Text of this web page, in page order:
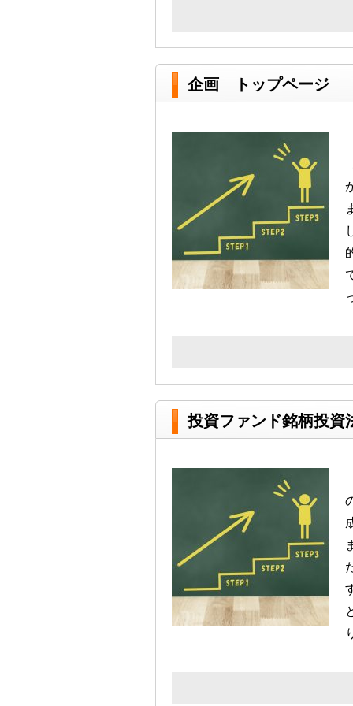
企画 トップページ
投資ファンド銘柄投資